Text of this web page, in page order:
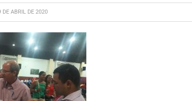
DE ABRIL DE 2020